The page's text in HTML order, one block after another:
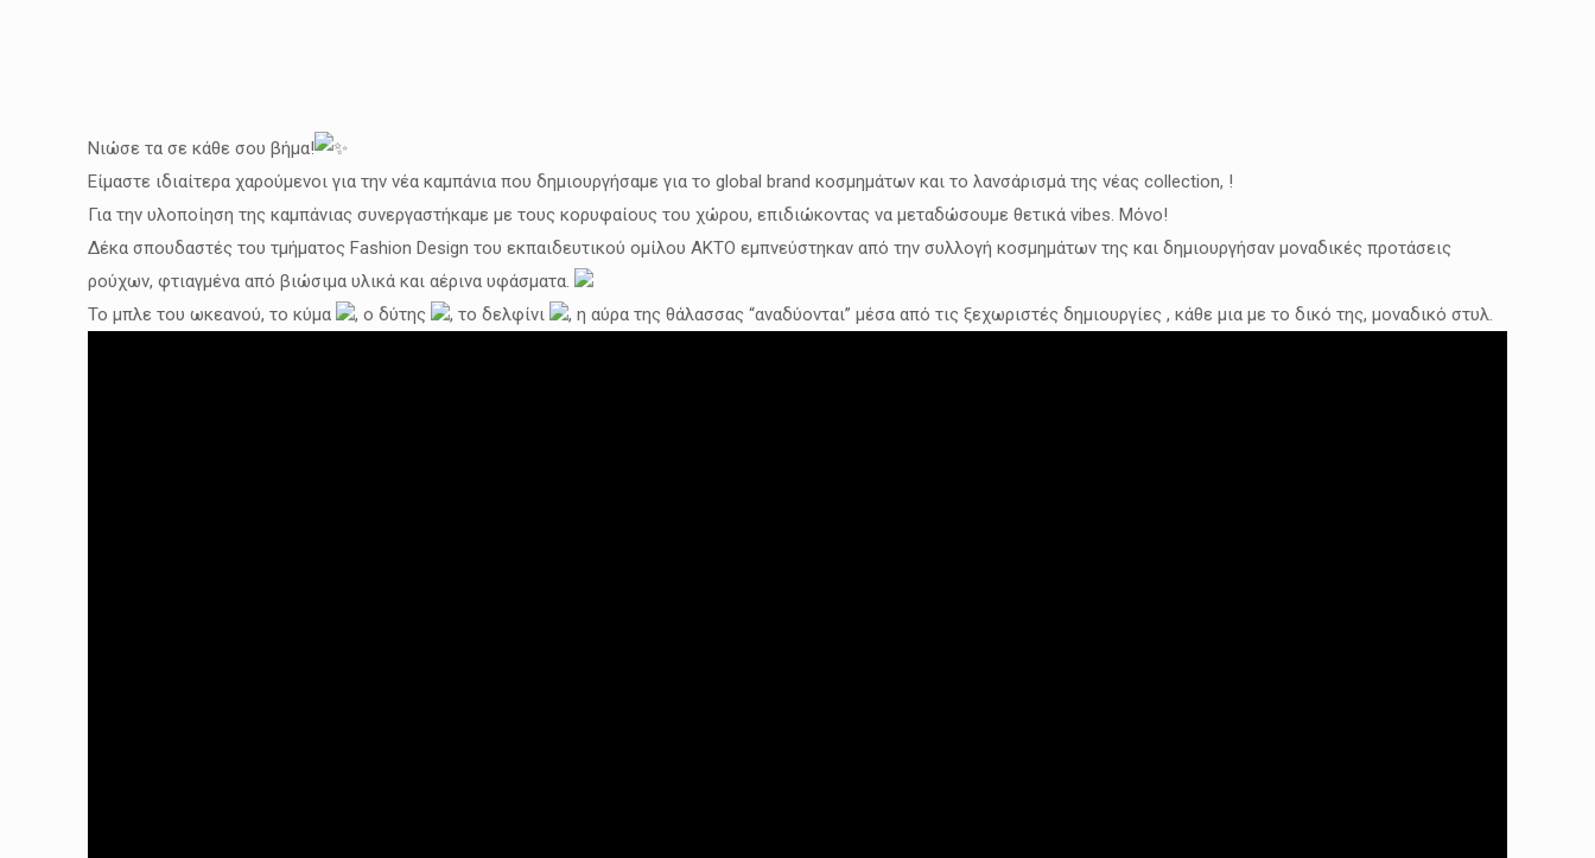
Νιώσε τα σε κάθε σου βήμα!
Είμαστε ιδιαίτερα χαρούμενοι για την νέα καμπάνια που δημιουργήσαμε για το global brand κοσμημάτων και το λανσάρισμά της νέας collection, !
Για την υλοποίηση της καμπάνιας συνεργαστήκαμε με τους κορυφαίους του χώρου, επιδιώκοντας να μεταδώσουμε θετικά vibes. Μόνο!
Δέκα σπουδαστές του τμήματος Fashion Design του εκπαιδευτικού ομίλου ΑΚΤΟ εμπνεύστηκαν από την συλλογή κοσμημάτων της και δημιουργήσαν μοναδικές προτάσεις
ρούχων, φτιαγμένα από βιώσιμα υλικά και αέρινα υφάσματα.
Το μπλε του ωκεανού, το κύμα
, ο δύτης , το δελφίνι , η αύρα της θάλασσας “αναδύονται” μέσα από τις ξεχωριστές δημιουργίες , κάθε μια με το δικό της, μοναδικό στυλ.